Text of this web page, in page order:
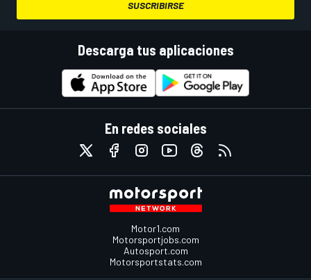
SUSCRIBIRSE
Descarga tus aplicaciones
En redes sociales
Motor1.com
Motorsportjobs.com
Autosport.com
Motorsportstats.com